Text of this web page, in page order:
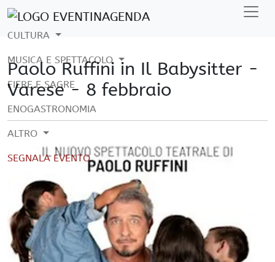
CULTURA
MUSICA E SPETTACOLO
FIERE E SAGRE
ENOGASTRONOMIA
ALTRO
SEGNALA EVENTO
Paolo Ruffini in Il Babysitter -
Varese - 8 febbraio